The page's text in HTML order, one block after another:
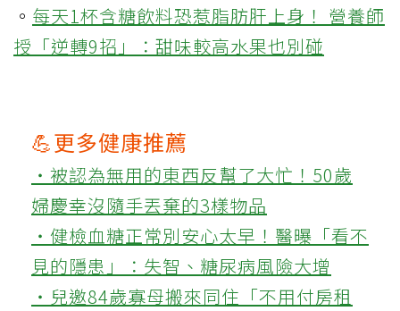
。 每天1杯含糖飲料恐惹脂肪肝上身！ 營養師
授「逆轉9招」：甜味較高水果也別碰
💪更多健康推薦
‧被認為無用的東西反幫了大忙！50歲
婦慶幸沒隨手丟棄的3樣物品
‧健檢血糖正常別安心太早！醫曝「看不
見的隱患」：失智、糖尿病風險大增
‧兒邀84歲寡母搬來同住「不用付房租